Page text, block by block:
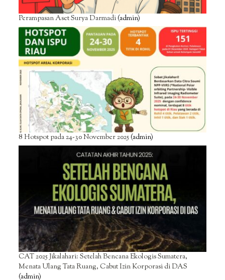
Perampasan Aset Surya Darmadi(admin)
8 Hotspot pada 24-30 November 2025(admin)
CAT 2025 Jikalahari: Setelah Bencana Ekologis Sumatera,
Menata Ulang Tata Ruang, Cabut Izin Korporasi di DAS
(admin)